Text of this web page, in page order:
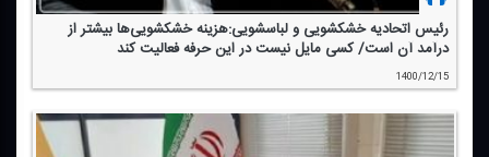
رئیس اتحادیه خشكشویی و لباسشویی:هزینه خشكشویی‌ها بیشتر از
درآمد آن است/ كسی مایل نیست در این حرفه فعالیت كند
1400/12/15